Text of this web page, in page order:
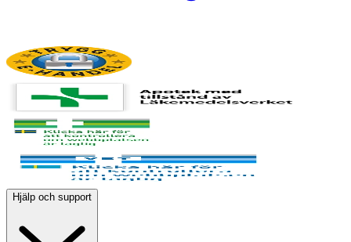
Hjälp och support